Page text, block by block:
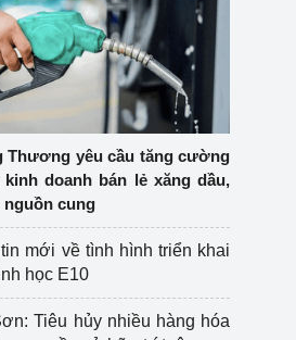
Thương yêu cầu tăng cường
kinh doanh bán lẻ xăng dầu,
nguồn cung
mới về tình hình triển khai
học E10
Tiêu hủy nhiều hàng hóa